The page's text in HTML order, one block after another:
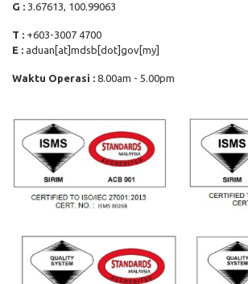
G : 3.67613, 100.99063
T : +603-3007 4700
E : aduan[at]mdsb[dot]gov[my]
Waktu Operasi : 8.00am - 5.00pm